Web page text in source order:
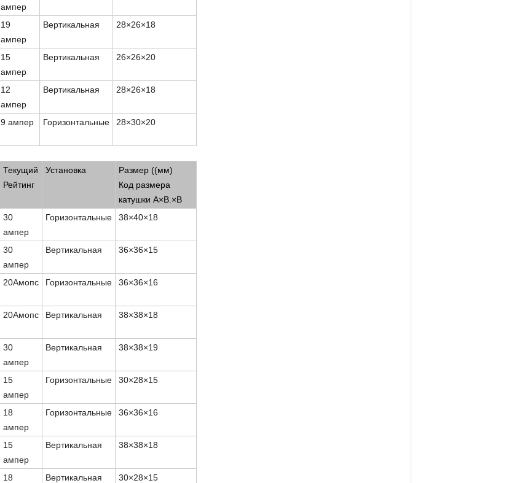
ампер
19
ампер
Вертикальная 28×26×18
15
ампер
Вертикальная 26×26×20
12
ампер
Вертикальная 28×26×18
9 ампер Горизонтальные 28×30×20
Текущий
Рейтинг
Установка
Размер ((мм)
Код размера
катушки A×В. ×В
30
ампер
Горизонтальные 38×40×18
30
ампер
Вертикальная 36×36×15
20Амопс Горизонтальные 36×36×16
20Амопс Вертикальная 38×38×18
30
ампер
Вертикальная 38×38×19
15
ампер
Горизонтальные 30×28×15
18
ампер
Горизонтальные 36×36×16
15
ампер
Вертикальная 38×38×18
18
Вертикальная 30×28×15